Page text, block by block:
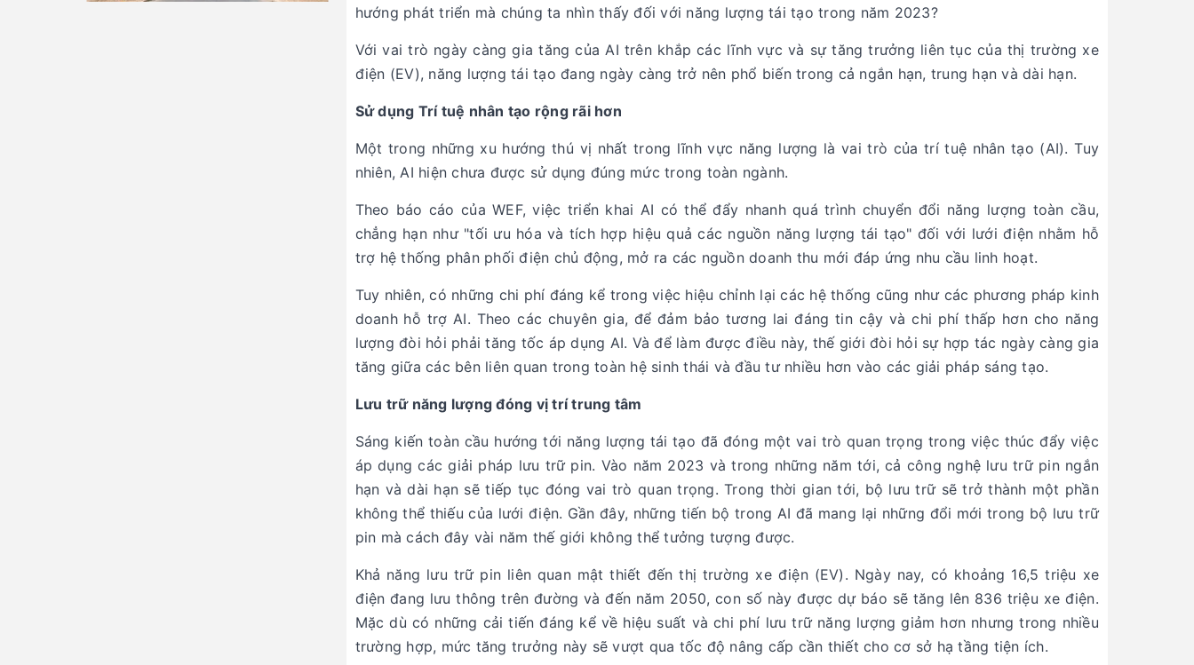
hướng phát triển mà chúng ta nhìn thấy đối với năng lượng tái tạo trong năm 2023?
Với vai trò ngày càng gia tăng của AI trên khắp các lĩnh vực và sự tăng trưởng liên tục của thị trường xe
điện (EV), năng lượng tái tạo đang ngày càng trở nên phổ biến trong cả ngắn hạn, trung hạn và dài hạn.
Sử dụng Trí tuệ nhân tạo rộng rãi hơn
Một trong những xu hướng thú vị nhất trong lĩnh vực năng lượng là vai trò của trí tuệ nhân tạo (AI). Tuy
nhiên, AI hiện chưa được sử dụng đúng mức trong toàn ngành.
Theo báo cáo của WEF, việc triển khai AI có thể đẩy nhanh quá trình chuyển đổi năng lượng toàn cầu,
chẳng hạn như "tối ưu hóa và tích hợp hiệu quả các nguồn năng lượng tái tạo" đối với lưới điện nhằm hỗ
trợ hệ thống phân phối điện chủ động, mở ra các nguồn doanh thu mới đáp ứng nhu cầu linh hoạt.
Tuy nhiên, có những chi phí đáng kể trong việc hiệu chỉnh lại các hệ thống cũng như các phương pháp kinh
doanh hỗ trợ AI. Theo các chuyên gia, để đảm bảo tương lai đáng tin cậy và chi phí thấp hơn cho năng
lượng đòi hỏi phải tăng tốc áp dụng AI. Và để làm được điều này, thế giới đòi hỏi sự hợp tác ngày càng gia
tăng giữa các bên liên quan trong toàn hệ sinh thái và đầu tư nhiều hơn vào các giải pháp sáng tạo.
Lưu trữ năng lượng đóng vị trí trung tâm
Sáng kiến toàn cầu hướng tới năng lượng tái tạo đã đóng một vai trò quan trọng trong việc thúc đẩy việc
áp dụng các giải pháp lưu trữ pin. Vào năm 2023 và trong những năm tới, cả công nghệ lưu trữ pin ngắn
hạn và dài hạn sẽ tiếp tục đóng vai trò quan trọng. Trong thời gian tới, bộ lưu trữ sẽ trở thành một phần
không thể thiếu của lưới điện. Gần đây, những tiến bộ trong AI đã mang lại những đổi mới trong bộ lưu trữ
pin mà cách đây vài năm thế giới không thể tưởng tượng được.
Khả năng lưu trữ pin liên quan mật thiết đến thị trường xe điện (EV). Ngày nay, có khoảng 16,5 triệu xe
điện đang lưu thông trên đường và đến năm 2050, con số này được dự báo sẽ tăng lên 836 triệu xe điện.
Mặc dù có những cải tiến đáng kể về hiệu suất và chi phí lưu trữ năng lượng giảm hơn nhưng trong nhiều
trường hợp, mức tăng trưởng này sẽ vượt qua tốc độ nâng cấp cần thiết cho cơ sở hạ tầng tiện ích.